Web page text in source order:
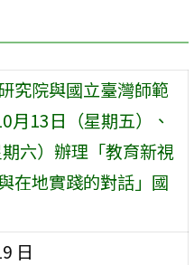
究院與國立臺灣師範
月13日（星期五）、
六）辦理「教育新視
在地實踐的對話」國
日